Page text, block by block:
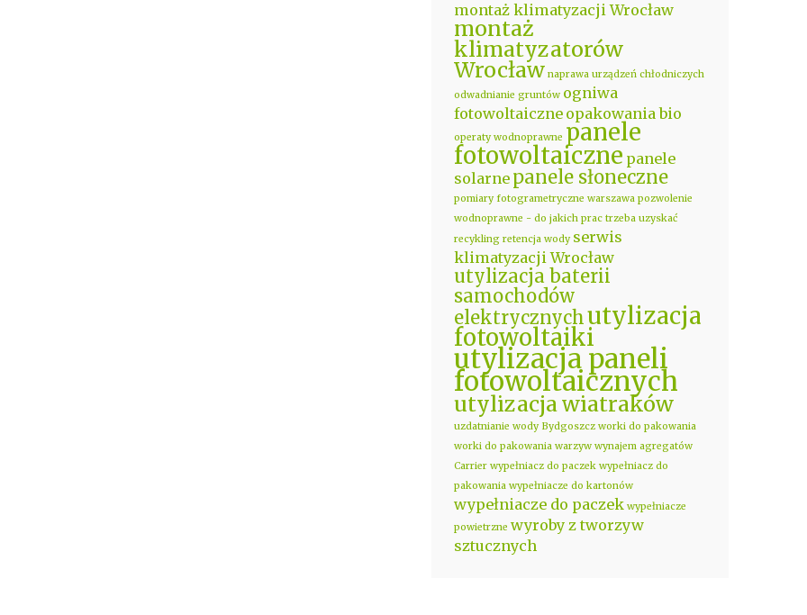
montaż klimatyzacji Wrocław
montaż
klimatyzatorów
Wrocław naprawa urządzeń chłodniczych
odwadnianie gruntów ogniwa
fotowoltaiczne opakowania bio
operaty wodnoprawne panele
fotowoltaiczne panele
solarne panele słoneczne
pomiary fotogrametryczne warszawa pozwolenie
wodnoprawne - do jakich prac trzeba uzyskać
recykling retencja wody serwis
klimatyzacji Wrocław
utylizacja baterii
samochodów
elektrycznychutylizacja
fotowoltaiki
utylizacja paneli
fotowoltaicznych
utylizacja wiatraków
uzdatnianie wody Bydgoszcz worki do pakowania
worki do pakowania warzyw wynajem agregatów
Carrier wypełniacz do paczek wypełniacz do
pakowania wypełniacze do kartonów
wypełniacze do paczek wypełniacze
powietrzne wyroby z tworzyw
sztucznych